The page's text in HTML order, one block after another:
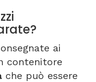
ai
contenitore
che può essere